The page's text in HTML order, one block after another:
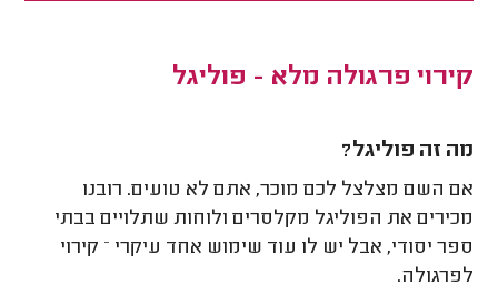
קירוי פרגולה מלא - פוליגל
מה זה פוליגל?
אם השם מצלצל לכם מוכר, אתם לא טועים. רובנו
מכירים את הפוליגל מקלסרים ולוחות שתלויים בבתי
ספר יסודי, אבל יש לו עוד שימוש אחד עיקרי – קירוי
לפרגולה.